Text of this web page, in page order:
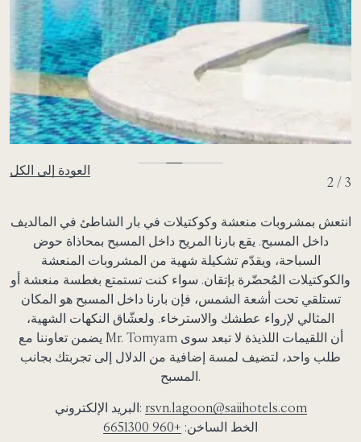
العودة إلى الكل
2 / 3
انتعش بمشروبات منعشة وكوكتيلات في بار الشاطئ في المالديف
داخل المسبح. يقع بارنا المريح داخل المسبح بمحاذاة حوض
السباحة، ويقدّم تشكيلة شهية من المشروبات المنعشة
والكوكتيلات المُحضّرة بإتقان. سواء كنت تستمتع بغطسة منعشة أو
تستلقي تحت أشعة الشمس، فإن بارنا داخل المسبح هو المكان
المثالي لإرواء عطشك والاسترخاء. ولعشّاق النكهات الشهية،
يضمن تعاوننا مع Mr. Tomyam أن اللقيمات اللذيذة لا تبعد سوى
طلب واحد، لتضيف لمسة إضافية من الدلال إلى تجربتك بجانب
المسبح.
البريد الإلكتروني: rsvn.lagoon@saiihotels.com
الخط الساخن: +960 6651300